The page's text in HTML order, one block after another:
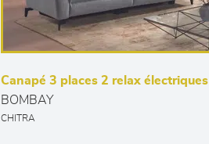
Canapé 3 places 2 relax électriques
BOMBAY
CHITRA